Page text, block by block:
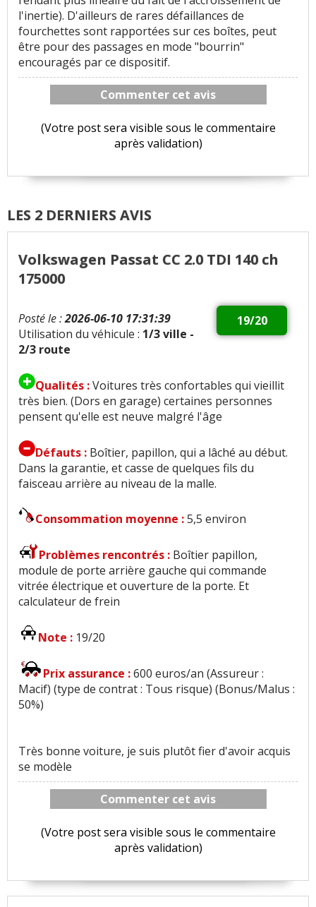
l'inertie). D'ailleurs de rares défaillances de
fourchettes sont rapportées sur ces boîtes, peut
être pour des passages en mode "bourrin"
encouragés par ce dispositif.
Commenter cet avis
(Votre post sera visible sous le commentaire
après validation)
LES 2 DERNIERS AVIS
Volkswagen Passat CC 2.0 TDI 140 ch
175000
19/20
Posté le :2026-06-10 17:31:39
Utilisation du véhicule : 1/3 ville -
2/3 route
Qualités :Voitures très confortables qui vieillit
très bien. (Dors en garage) certaines personnes
pensent qu'elle est neuve malgré l'âge
Défauts : Boîtier, papillon, qui a lâché au début.
Dans la garantie, et casse de quelques fils du
faisceau arrière au niveau de la malle.
Consommation moyenne :5,5 environ
Problèmes rencontrés : Boîtier papillon,
module de porte arrière gauche qui commande
vitrée électrique et ouverture de la porte. Et
calculateur de frein
Note : 19/20
Prix assurance :600 euros/an (Assureur :
Macif) (type de contrat : Tous risque) (Bonus/Malus :
50%)
Très bonne voiture, je suis plutôt fier d'avoir acquis
se modèle
Commenter cet avis
(Votre post sera visible sous le commentaire
après validation)